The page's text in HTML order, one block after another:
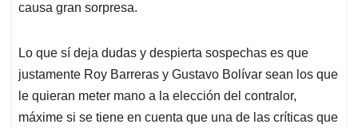
causa gran sorpresa.
Lo que sí deja dudas y despierta sospechas es que
justamente Roy Barreras y Gustavo Bolívar sean los que
le quieran meter mano a la elección del contralor,
máxime si se tiene en cuenta que una de las críticas que